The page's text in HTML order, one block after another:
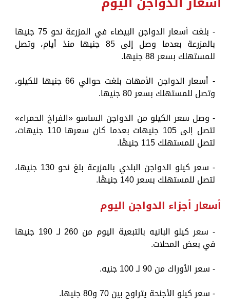
- بلغت أسعار الدواجن البيضاء في المزرعة نحو 75 جنيها
بالمزرعة بعدما وصل إلى 85 جنيها منذ أيام، وتصل
للمستهلك بسعر 88 جنيها.
- أسعار الدواجن الأمهات بلغت حوالي 66 جنيها للكيلو،
وتصل للمستهلك بسعر 80 جنيها.
- وصل سعر الكيلو من الدواجن الساسو «الفراخ الحمراء»
لتصل إلى 105 جنيهات بعدما كان سعرها 110 جنيهات،
لتصل للمستهلك 115 جنيهًا.
- سعر كيلو الدواجن البلدي بالمزرعة بلغ نحو 130 جنيها،
لتصل للمستهلك بسعر 140 جنيهًا.
أسعار أجزاء الدواجن اليوم
- سعر كيلو البانيه بالتبعية اليوم من 260 لـ 190 جنيها
في بعض المحلات.
- سعر الأوراك من 90 لـ 100 جنيه.
- سعر كيلو الأجنحة يتراوح بين 70 و80 جنيها.